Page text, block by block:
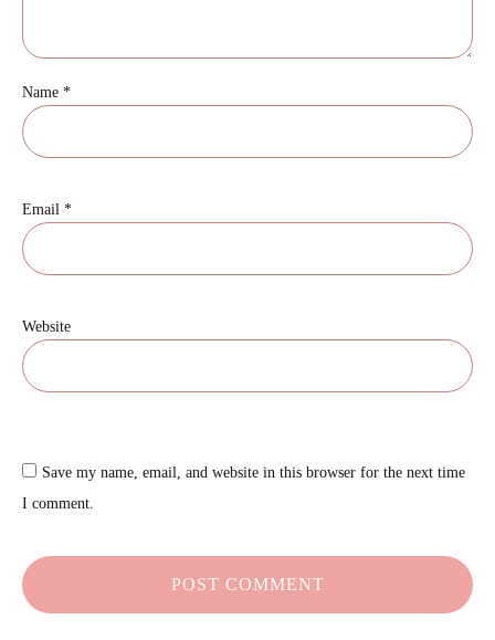
Name *
Email *
Website
Save my name, email, and website in this browser for the next time
I comment.
POST COMMENT